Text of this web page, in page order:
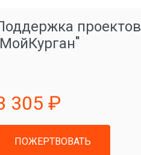
проектов
305 ₽
ПОЖЕРТВОВАТЬ